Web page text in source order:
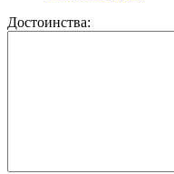
Достоинства: